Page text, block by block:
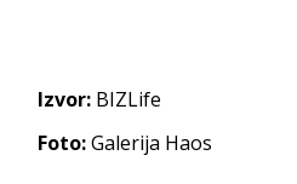
Izvor: BIZLife
Foto:Galerija Haos